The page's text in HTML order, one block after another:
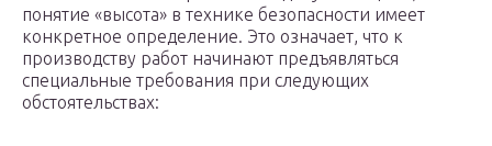
понятие «высота» в технике безопасности имеет
конкретное определение. Это означает, что к
производству работ начинают предъявляться
специальные требования при следующих
обстоятельствах: